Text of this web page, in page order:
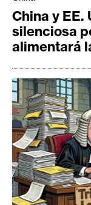
China y EE.
silenciosa
alimentará